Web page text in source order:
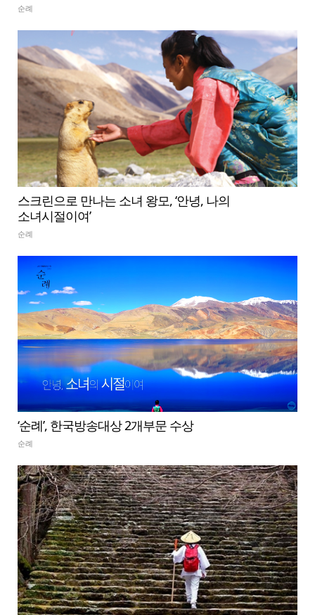
순례
스크린으로 만나는 소녀 왕모, ‘안녕, 나의
소녀시절이여’
순례
‘순례’, 한국방송대상 2개부문 수상
순례